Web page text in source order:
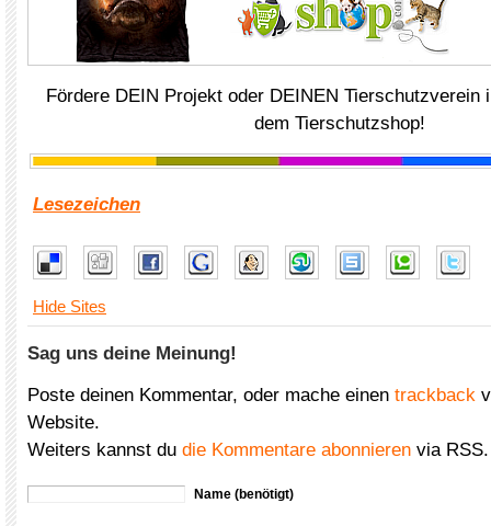
Fördere DEIN Projekt oder DEINEN Tierschutzverein
dem Tierschutzshop!
Lesezeichen
Hide Sites
Sag uns deine Meinung!
Poste deinen Kommentar, oder mache einen trackback
Website.
Weiters kannst du die Kommentare abonnieren via RSS.
Name (benötigt)